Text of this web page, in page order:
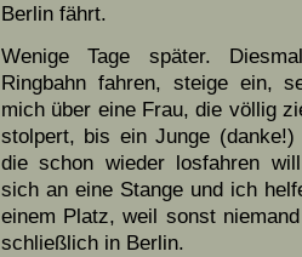
Berlin fährt.
Wenige Tage später.
Ringbahn fahren, steige ein,
mich über eine Frau, die völlig
stolpert, bis ein Junge
die schon wieder losfahren
sich an eine Stange und ich
einem Platz, weil sonst
schließlich in Berlin.